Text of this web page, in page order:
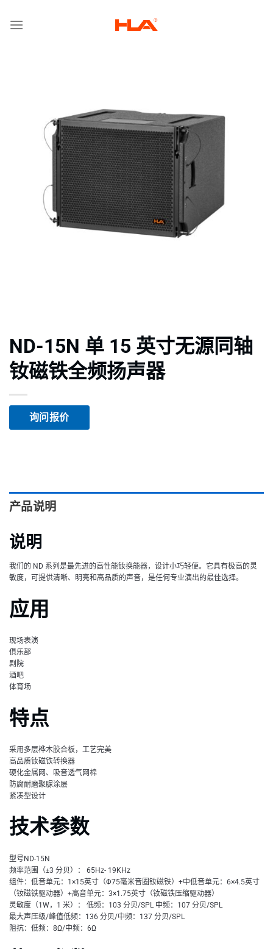
ND-15N 单 15 英寸无源同轴
钕磁铁全频扬声器
询问报价
产品说明
说明
我们的 ND 系列是最先进的高性能钕换能器，设计小巧轻便。它具有极高的灵
敏度，可提供清晰、明亮和高品质的声音，是任何专业演出的最佳选择。
应用
现场表演
俱乐部
剧院
酒吧
体育场
特点
采用多层桦木胶合板，工艺完美
高品质钕磁铁转换器
硬化金属网、吸音透气网棉
防腐耐磨聚脲涂层
紧凑型设计
技术参数
型号ND-15N
频率范围（±3 分贝）： 65Hz- 19KHz
组件：低音单元：1×15英寸（Φ75毫米音圈钕磁铁）+中低音单元：6×4.5英寸
（钕磁铁驱动器）+高音单元：3×1.75英寸（钕磁铁压缩驱动器）
灵敏度（1W，1 米）： 低频：103 分贝/SPL 中频：107 分贝/SPL
最大声压级/峰值低频：136 分贝/中频：137 分贝/SPL
阻抗：低频：8Ω/中频：6Ω